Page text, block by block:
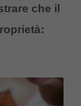
che il